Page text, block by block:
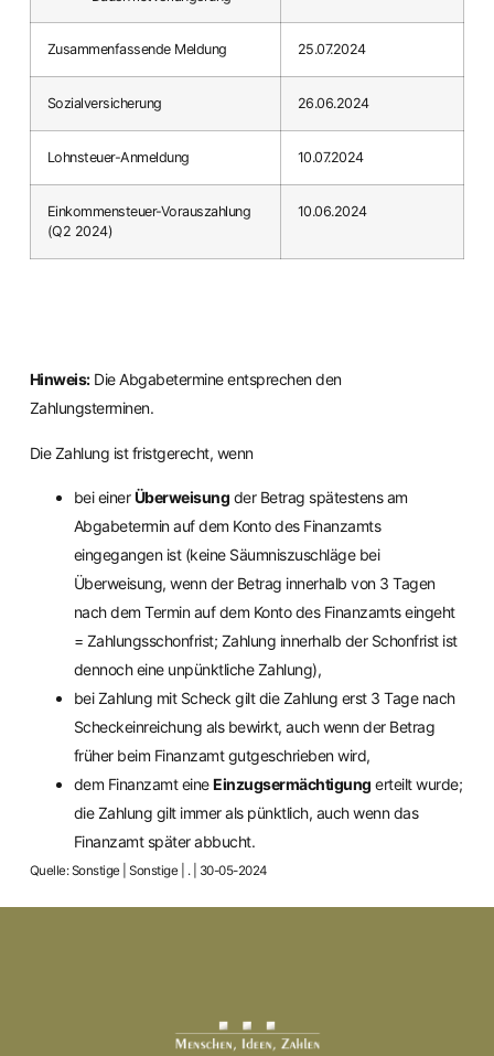
Zusammenfassende Meldung 25.07.2024
Sozialversicherung 26.06.2024
Lohnsteuer-Anmeldung 10.07.2024
Einkommensteuer-Vorauszahlung
(Q2 2024)
10.06.2024
Hinweis:Die Abgabetermine entsprechen den
Zahlungsterminen.
Die Zahlung ist fristgerecht, wenn
bei einerÜberweisung der Betrag spätestens am
Abgabetermin auf dem Konto des Finanzamts
eingegangen ist (keine Säumniszuschläge bei
Überweisung, wenn der Betrag innerhalb von 3 Tagen
nach dem Termin auf dem Konto des Finanzamts eingeht
= Zahlungsschonfrist; Zahlung innerhalb der Schonfrist ist
dennoch eine unpünktliche Zahlung),
bei Zahlung mit Scheck gilt die Zahlung erst 3 Tage nach
Scheckeinreichung als bewirkt, auch wenn der Betrag
früher beim Finanzamt gutgeschrieben wird,
dem Finanzamt eineEinzugsermächtigung erteilt wurde;
die Zahlung gilt immer als pünktlich, auch wenn das
Finanzamt später abbucht.
Quelle: Sonstige | Sonstige | . | 30-05-2024